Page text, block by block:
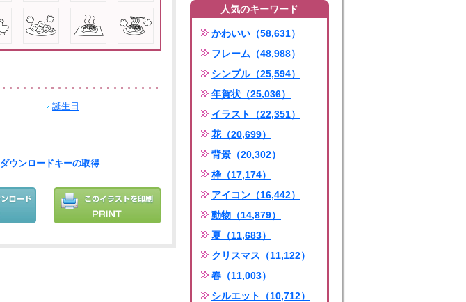
誕生日
ダウンロードキーの取得
人気のキーワード
かわいい（58,631）
フレーム（48,988）
シンプル（25,594）
年賀状（25,036）
イラスト（22,351）
花（20,699）
背景（20,302）
枠（17,174）
アイコン（16,442）
動物（14,879）
夏（11,683）
クリスマス（11,122）
春（11,003）
シルエット（10,712）